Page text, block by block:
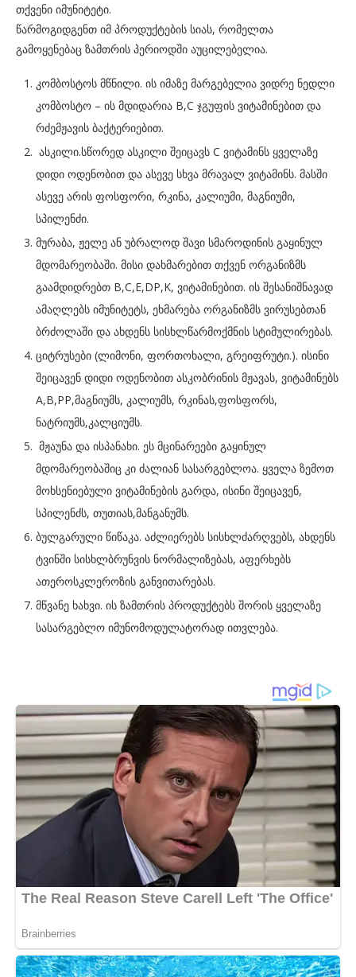
თქვენი იმუნიტეტი.
წარმოგიდგენთ იმ პროდუქტების სიას, რომელთა
გამოყენებაც ზამთრის პერიოდში აუცილებელია.
კომბოსტოს მწნილი. ის იმაზე მარგებელია ვიდრე ნედლი
კომბოსტო – ის მდიდარია B,C ჯგუფის ვიტამინებით და
რძემჟავის ბაქტერიებით.
ასკილი.სწორედ ასკილი შეიცავს C ვიტამინს ყველაზე
დიდი ოდენობით და ასევე სხვა მრავალ ვიტამინს. მასში
ასევე არის ფოსფორი, რკინა, კალიუმი, მაგნიუმი,
სპილენძი.
მურაბა, ჟელე ან უბრალოდ შავი სმაროდინის გაყინულ
მდომარეობაში. მისი დახმარებით თქვენ ორგანიზმს
გაამდიდრებთ B,C,E,DP,K, ვიტამინებით. ის შესანიშნავად
ამაღლებს იმუნიტეტს, ეხმარება ორგანიზმს ვირუსებთან
ბრძოლაში და ახდენს სისხლწარმოქმნის სტიმულირებას.
ციტრუსები (ლიმონი, ფორთოხალი, გრეიფრუტი.). ისინი
შეიცავენ დიდი ოდენობით ასკობრინის მჟავას, ვიტამინებს
A,B,PP,მაგნიუმს, კალიუმს, რკინას,ფოსფორს,
ნატრიუმს,კალციუმს.
მჟაუნა და ისპანახი. ეს მცინარეები გაყინულ
მდომარეობაშიც კი ძალიან სასარგებლოა. ყველა ზემოთ
მოხსენიებული ვიტამინების გარდა, ისინი შეიცავენ,
სპილენძს, თუთიას,მანგანუმს.
ბულგარული წიწაკა. აძლიერებს სისხლძარღვებს, ახდენს
ტვინში სისხლბრუნვის ნორმალიზებას, აფერხებს
ათეროსკლეროზის განვითარებას.
მწვანე ხახვი. ის ზამთრის პროდუქტებს შორის ყველაზე
სასარგებლო იმუნომოდულატორად ითვლება.